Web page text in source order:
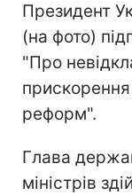
Президент
(на фото)
"Про
реформ".
Глава
міністрів